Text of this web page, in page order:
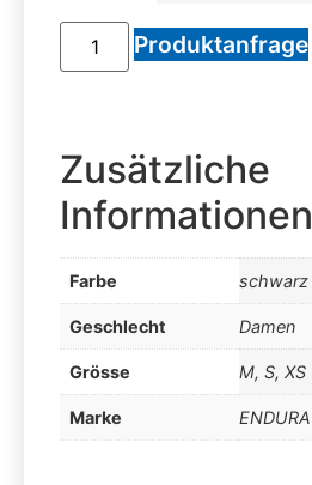
Produktanfrage
Zusätzliche
Informationen
Farbe schwarz
Geschlecht Damen
Grösse M, S, XS
Marke ENDURA